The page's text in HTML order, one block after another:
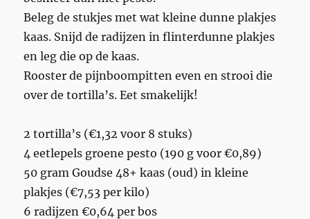
Beleg de stukjes met wat kleine dunne plakjes
kaas. Snijd de radijzen in flinterdunne plakjes
en leg die op de kaas.
Rooster de pijnboompitten even en strooi die
over de tortilla’s. Eet smakelijk!
2 tortilla’s (€1,32 voor 8 stuks)
4 eetlepels groene pesto (190 g voor €0,89)
50 gram Goudse 48+ kaas (oud) in kleine
plakjes (€7,53 per kilo)
6 radijzen €0,64 per bos